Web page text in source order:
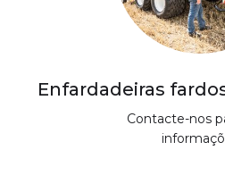
Enfardadeiras
Contacte-nos